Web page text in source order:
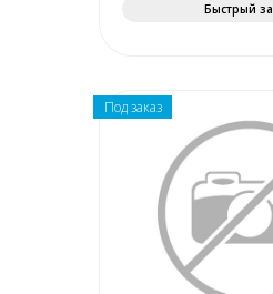
Быстрый
Под заказ